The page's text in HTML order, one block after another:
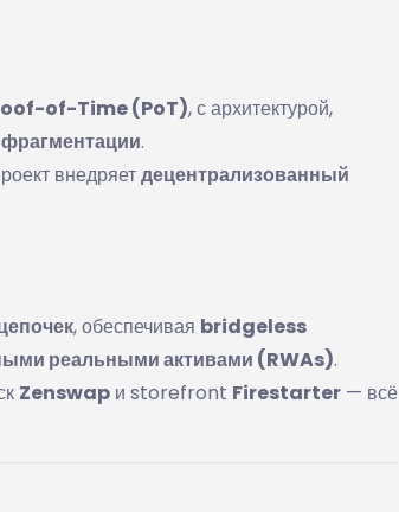
of-Time (PoT), с архитектурой,
.
внедряетдецентрализованный
, обеспечивая bridgeless
реальными активами (RWAs).
Zenswap и storefront Firestarter — всё